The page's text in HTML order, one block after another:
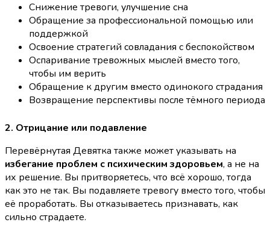
Снижение тревоги, улучшение сна
Обращение за профессиональной помощью или
поддержкой
Освоение стратегий совладания с беспокойством
Оспаривание тревожных мыслей вместо того,
чтобы им верить
Обращение к другим вместо одинокого страдания
Возвращение перспективы после тёмного периода
2. Отрицание или подавление
Перевёрнутая Девятка также может указывать на
избегание проблем с психическим здоровьем, а не на
их решение. Вы притворяетесь, что всё хорошо, тогда
как это не так. Вы подавляете тревогу вместо того, чтобы
её проработать. Вы отказываетесь признавать, как
сильно страдаете.